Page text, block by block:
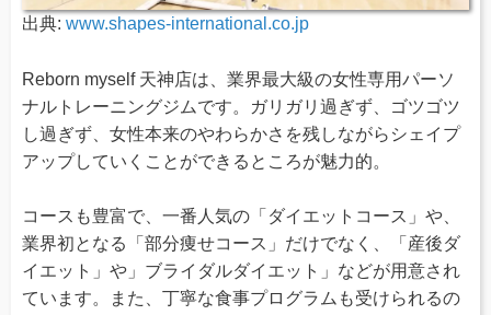
出典: www.shapes-international.co.jp
Reborn myself 天神店は、業界最大級の女性専用パーソ
ナルトレーニングジムです。ガリガリ過ぎず、ゴツゴツ
し過ぎず、女性本来のやわらかさを残しながらシェイプ
アップしていくことができるところが魅力的。
コースも豊富で、一番人気の「ダイエットコース」や、
業界初となる「部分痩せコース」だけでなく、「産後ダ
イエット」や」ブライダルダイエット」などが用意され
ています。また、丁寧な食事プログラムも受けられるの